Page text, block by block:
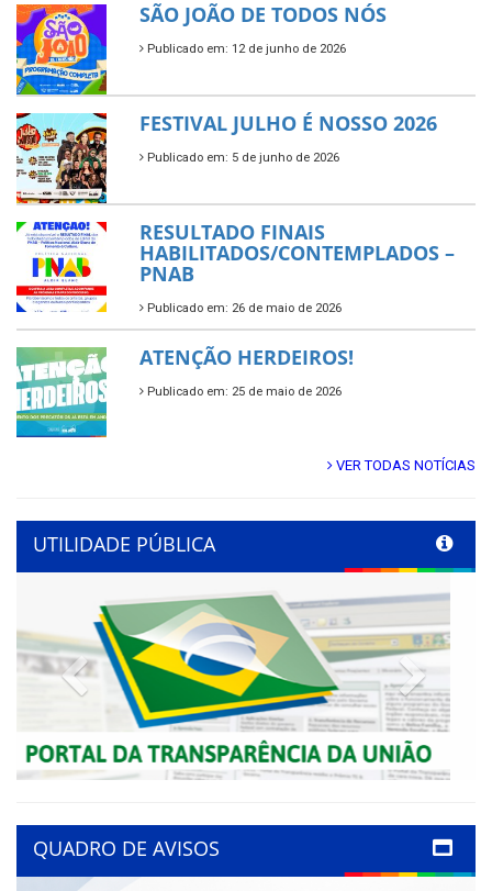
SÃO JOÃO DE TODOS NÓS
Publicado em: 12 de junho de 2026
FESTIVAL JULHO É NOSSO 2026
Publicado em: 5 de junho de 2026
RESULTADO FINAIS
HABILITADOS/CONTEMPLADOS –
PNAB
Publicado em: 26 de maio de 2026
ATENÇÃO HERDEIROS!
Publicado em: 25 de maio de 2026
VER TODAS NOTÍCIAS
UTILIDADE PÚBLICA
Previous
QUADRO DE AVISOS